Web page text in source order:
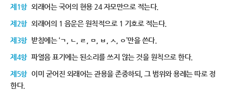
제1항 외래어는 국어의 현용 24 자모만으로 적는다.
제2항 외래어의 1 음운은 원칙적으로 1 기호로 적는다.
제3항 받침에는 ‘ㄱ, ㄴ, ㄹ, ㅁ, ㅂ, ㅅ, ㅇ’만을 쓴다.
제4항 파열음 표기에는 된소리를 쓰지 않는 것을 원칙으로 한다.
제5항 이미 굳어진 외래어는 관용을 존중하되, 그 범위와 용례는 따로 정
한다.